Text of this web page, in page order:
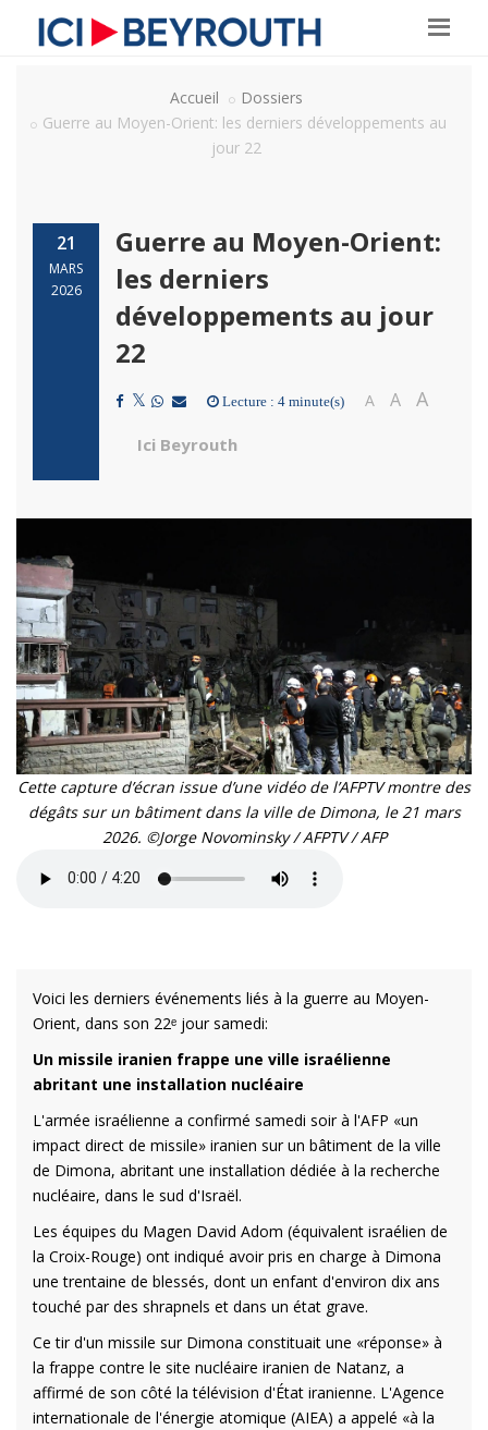
Accueil
Dossiers
Guerre au Moyen-Orient: les derniers développements au
jour 22
21
MARS
2026
Guerre au Moyen-Orient:
les derniers
développements au jour
22
Lecture : 4 minute(s) A A A
Ici Beyrouth
Cette capture d’écran issue d’une vidéo de l’AFPTV montre des
dégâts sur un bâtiment dans la ville de Dimona, le 21 mars
2026. ©Jorge Novominsky / AFPTV / AFP
Voici les derniers événements liés à la guerre au Moyen-
Orient, dans son 22ᵉ jour samedi:
Un missile iranien frappe une ville israélienne
abritant une installation nucléaire
L'armée israélienne a confirmé samedi soir à l'AFP «un
impact direct de missile» iranien sur un bâtiment de la ville
de Dimona, abritant une installation dédiée à la recherche
nucléaire, dans le sud d'Israël.
Les équipes du Magen David Adom (équivalent israélien de
la Croix-Rouge) ont indiqué avoir pris en charge à Dimona
une trentaine de blessés, dont un enfant d'environ dix ans
touché par des shrapnels et dans un état grave.
Ce tir d'un missile sur Dimona constituait une «réponse» à
la frappe contre le site nucléaire iranien de Natanz, a
affirmé de son côté la télévision d'État iranienne. L'Agence
internationale de l'énergie atomique (AIEA) a appelé «à la